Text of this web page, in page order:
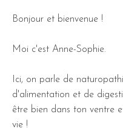
Bonjour et bienvenue !
Moi c'est Anne-Sophie.
Ici, on parle de
d'alimentation et de
être bien dans ton ventre
vie !